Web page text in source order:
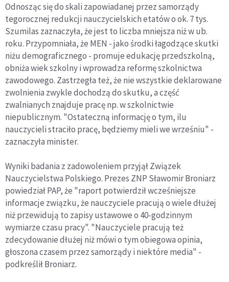
Odnosząc się do skali zapowiadanej przez samorządy
tegorocznej redukcji nauczycielskich etatów o ok. 7 tys.
Szumilas zaznaczyła, że jest to liczba mniejsza niż w ub.
roku. Przypomniała, że MEN - jako środki łagodzące skutki
niżu demograficznego - promuje edukację przedszkolną,
obniża wiek szkolny i wprowadza reformę szkolnictwa
zawodowego. Zastrzegła też, że nie wszystkie deklarowane
zwolnienia zwykle dochodzą do skutku, a część
zwalnianych znajduje pracę np. w szkolnictwie
niepublicznym. "Ostateczną informację o tym, ilu
nauczycieli straciło pracę, będziemy mieli we wrześniu" -
zaznaczyła minister.
Wyniki badania z zadowoleniem przyjął Związek
Nauczycielstwa Polskiego. Prezes ZNP Sławomir Broniarz
powiedział PAP, że "raport potwierdził wcześniejsze
informacje związku, że nauczyciele pracują o wiele dłużej
niż przewidują to zapisy ustawowe o 40-godzinnym
wymiarze czasu pracy". "Nauczyciele pracują też
zdecydowanie dłużej niż mówi o tym obiegowa opinia,
głoszona czasem przez samorządy i niektóre media" -
podkreślił Broniarz.